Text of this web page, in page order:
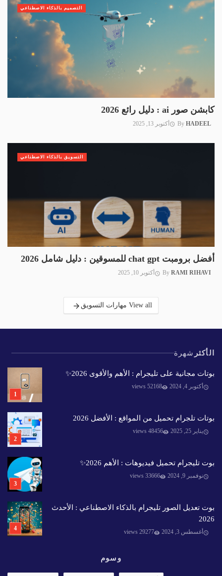
كابشن صور ai : دليل رائع 2026
By HADEEL أكتوبر 13, 2025
التصميم بالذكاء الاصطناعي
أفضل برومبت chat gpt للمسوقين : دليل شامل 2026
By RAMI RIHAVI أكتوبر 10, 2025
التسويق بالذكاء الاصطناعي
View all مهارات التسويق
الأكثر شهرة
بوتات مجانية على تليجرام : الأهم والأقوى 2026✨️
أكتوبر 4, 2024 52168 views
بوتات تلجرام تحميل من المواقع : الأفضل 2026
يناير 25, 2025 48456 views
بوت تليجرام تحميل فيديوهات : الأهم 2026✨️
نوفمبر 9, 2024 33666 views
بوت تعديل الصور تليجرام بالذكاء الاصطناعي : الأحدث
2026
أغسطس 3, 2024 29277 views
وسوم